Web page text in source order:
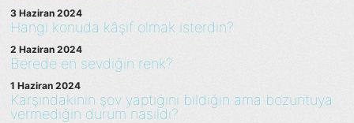
3 Haziran 2024
Hangi konuda kâşif olmak isterdin?
2 Haziran 2024
Berede en sevdiğin renk?
1 Haziran 2024
Karşındakinin şov yaptığını bildiğin ama bozuntuya
vermediğin durum nasıldı?